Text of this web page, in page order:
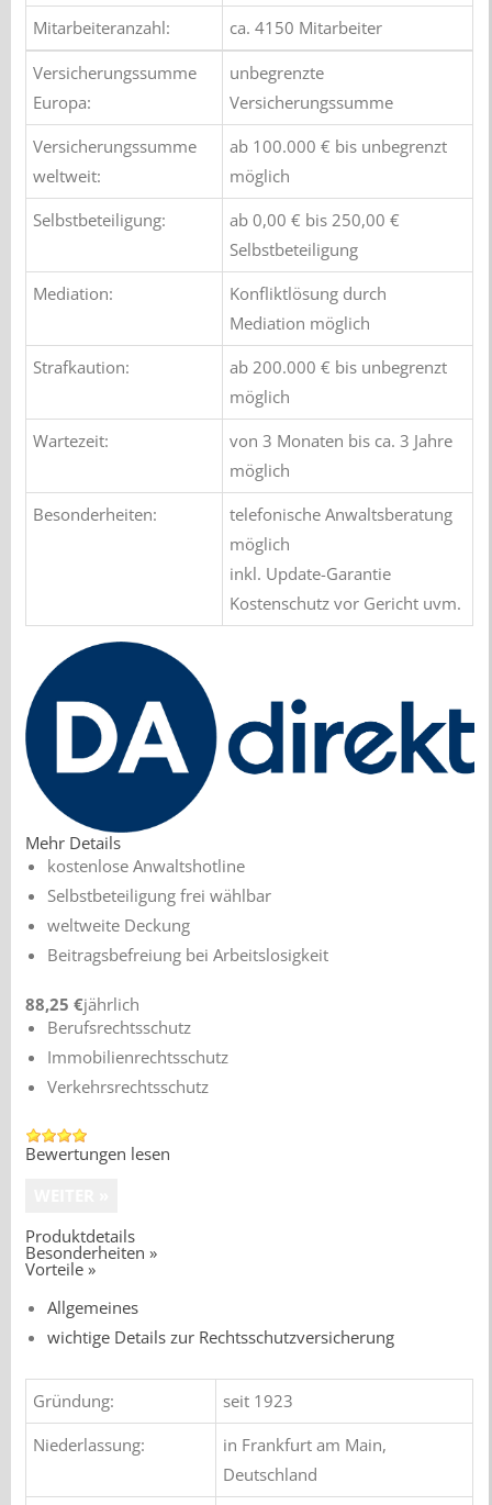
Mitarbeiteranzahl: ca. 4150 Mitarbeiter
Versicherungssumme
Europa:
unbegrenzte
Versicherungssumme
Versicherungssumme
weltweit:
ab 100.000 € bis unbegrenzt
möglich
Selbstbeteiligung:
ab 0,00 € bis 250,00 €
Selbstbeteiligung
Mediation:
Konfliktlösung durch
Mediation möglich
Strafkaution:
ab 200.000 € bis unbegrenzt
möglich
Wartezeit:
von 3 Monaten bis ca. 3 Jahre
möglich
Besonderheiten:
telefonische Anwaltsberatung
möglich
inkl. Update-Garantie
Kostenschutz vor Gericht uvm.
Mehr Details
kostenlose Anwaltshotline
Selbstbeteiligung frei wählbar
weltweite Deckung
Beitragsbefreiung bei Arbeitslosigkeit
88,25 €jährlich
Berufsrechtsschutz
Immobilienrechtsschutz
Verkehrsrechtsschutz
Bewertungen lesen
Produktdetails
Besonderheiten »
Vorteile »
Allgemeines
wichtige Details zur Rechtsschutzversicherung
Gründung:
seit 1923
Niederlassung:
in Frankfurt am Main,
Deutschland